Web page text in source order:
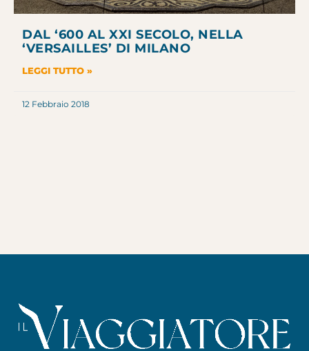
DAL ‘600 AL XXI SECOLO, NELLA
‘VERSAILLES’ DI MILANO
LEGGI TUTTO »
12 Febbraio 2018